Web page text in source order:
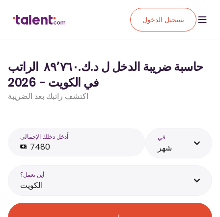
تسجيل الدخول
حاسبة ضريبة الدخل ل د.ك.‏٨٩٬٧٦٠ ‏ الراتب
في الكويت - 2026
اكتشف راتبك بعد الضريبة
أَدخل دخلك الإجمالي في
شهر
أين تعمل؟
الكويت